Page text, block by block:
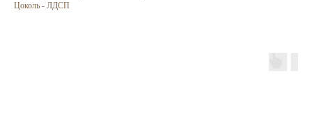
Цоколь - ЛДСП